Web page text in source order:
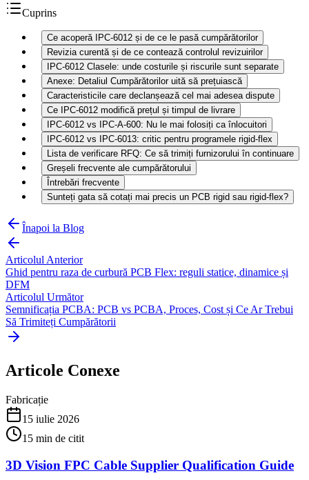
Cuprins
Ce acoperă IPC-6012 și de ce le pasă cumpărătorilor
Revizia curentă și de ce contează controlul revizuirilor
IPC-6012 Clasele: unde costurile și riscurile sunt separate
Anexe: Detaliul Cumpărătorilor uită să prețuiască
Caracteristicile care declanșează cel mai adesea dispute
Ce IPC-6012 modifică prețul și timpul de livrare
IPC-6012 vs IPC-A-600: Nu le mai folosiți ca înlocuitori
IPC-6012 vs IPC-6013: critic pentru programele rigid-flex
Lista de verificare RFQ: Ce să trimiți furnizorului în continuare
Greșeli frecvente ale cumpărătorului
Întrebări frecvente
Sunteți gata să cotați mai precis un PCB rigid sau rigid-flex?
Înapoi la Blog
Articolul Anterior
Ghid pentru raza de curbură PCB Flex: reguli statice, dinamice și
DFM
Articolul Următor
Semnificația PCBA: PCB vs PCBA, Proces, Cost și Ce Ar Trebui
Să Trimiteți Cumpărătorii
Articole Conexe
Fabricație
15 iulie 2026
15 min de citit
3D Vision FPC Cable Supplier Qualification Guide